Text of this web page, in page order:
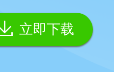
立即下载